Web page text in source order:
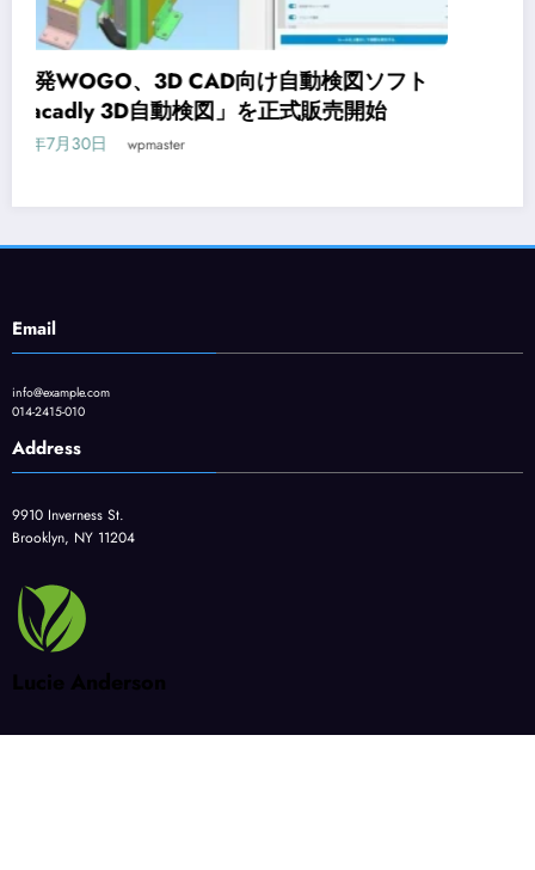
オンライン研修サービス「Workschool」に
CAD入門コースが新登場
Email
info@example.com
014-2415-010
Address
9910 Inverness St.